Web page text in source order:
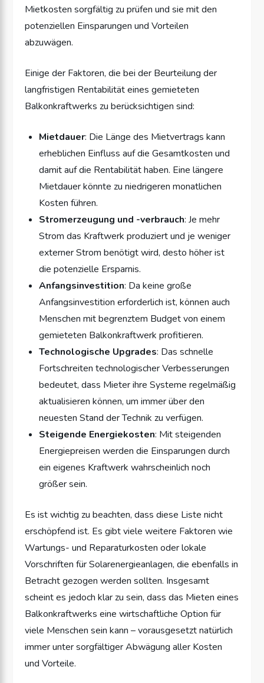
Mietkosten sorgfältig zu prüfen und sie mit den
potenziellen Einsparungen und Vorteilen
abzuwägen.
Einige der Faktoren, die bei der Beurteilung der
langfristigen Rentabilität eines gemieteten
Balkonkraftwerks zu berücksichtigen sind:
Mietdauer: Die Länge des Mietvertrags kann
erheblichen Einfluss auf die Gesamtkosten und
damit auf die Rentabilität haben. Eine längere
Mietdauer könnte zu niedrigeren monatlichen
Kosten führen.
Stromerzeugung und -verbrauch: Je mehr
Strom das Kraftwerk produziert und je weniger
externer Strom benötigt wird, desto höher ist
die potenzielle Ersparnis.
Anfangsinvestition: Da keine große
Anfangsinvestition erforderlich ist, können auch
Menschen mit begrenztem Budget von einem
gemieteten Balkonkraftwerk profitieren.
Technologische Upgrades: Das schnelle
Fortschreiten technologischer Verbesserungen
bedeutet, dass Mieter ihre Systeme regelmäßig
aktualisieren können, um immer über den
neuesten Stand der Technik zu verfügen.
Steigende Energiekosten: Mit steigenden
Energiepreisen werden die Einsparungen durch
ein eigenes Kraftwerk wahrscheinlich noch
größer sein.
Es ist wichtig zu beachten, dass diese Liste nicht
erschöpfend ist. Es gibt viele weitere Faktoren wie
Wartungs- und Reparaturkosten oder lokale
Vorschriften für Solarenergieanlagen, die ebenfalls in
Betracht gezogen werden sollten. Insgesamt
scheint es jedoch klar zu sein, dass das Mieten eines
Balkonkraftwerks eine wirtschaftliche Option für
viele Menschen sein kann – vorausgesetzt natürlich
immer unter sorgfältiger Abwägung aller Kosten
und Vorteile.